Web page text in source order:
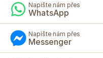
Napište nám přes
WhatsApp
Napište nám přes
Messenger